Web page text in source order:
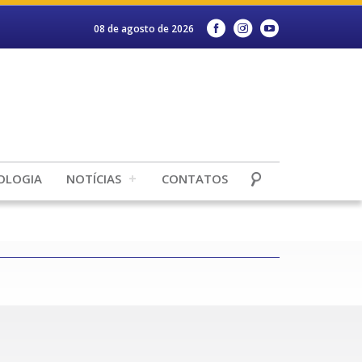
08 de agosto de 2026
NOTÍCIAS CONTATOS